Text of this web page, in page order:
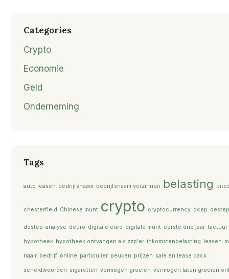
Categories
Crypto
Economie
Geld
Onderneming
Tags
auto leasen bedrijfsnaam bedrijfsnaam verzinnen belasting
chesterfield Chinese munt crypto cryptocurrency dcep destep
destep-analyse deuro digitale euro digitale munt eerste drie jaar factuur
hypotheek hypotheek ontvangen als zzp'er inkomstenbelasting leasen
naam bedrijf online particulier peuken prijzen sale en lease back
scheldwoorden sigaretten vermogen groeien vermogen laten groeien